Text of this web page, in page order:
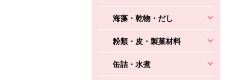
海藻・乾物・だし
粉類・皮・製菓材料
缶詰・水煮